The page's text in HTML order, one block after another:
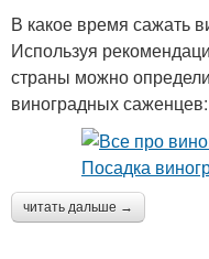
В какое время сажать
Используя
страны можно
виноградных саженцев:
читать дальше →